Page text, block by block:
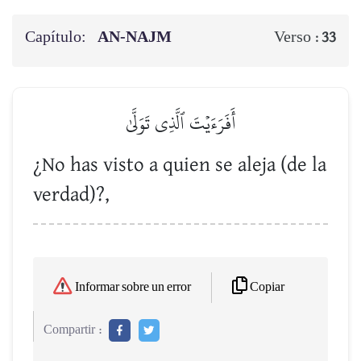
Capítulo: AN-NAJM Verso :33
أَفَرَءَيۡتَ ٱلَّذِي تَوَلَّىٰ
¿No has visto a quien se aleja (de la
verdad)?,
Informar sobre un error Copiar
Compartir :